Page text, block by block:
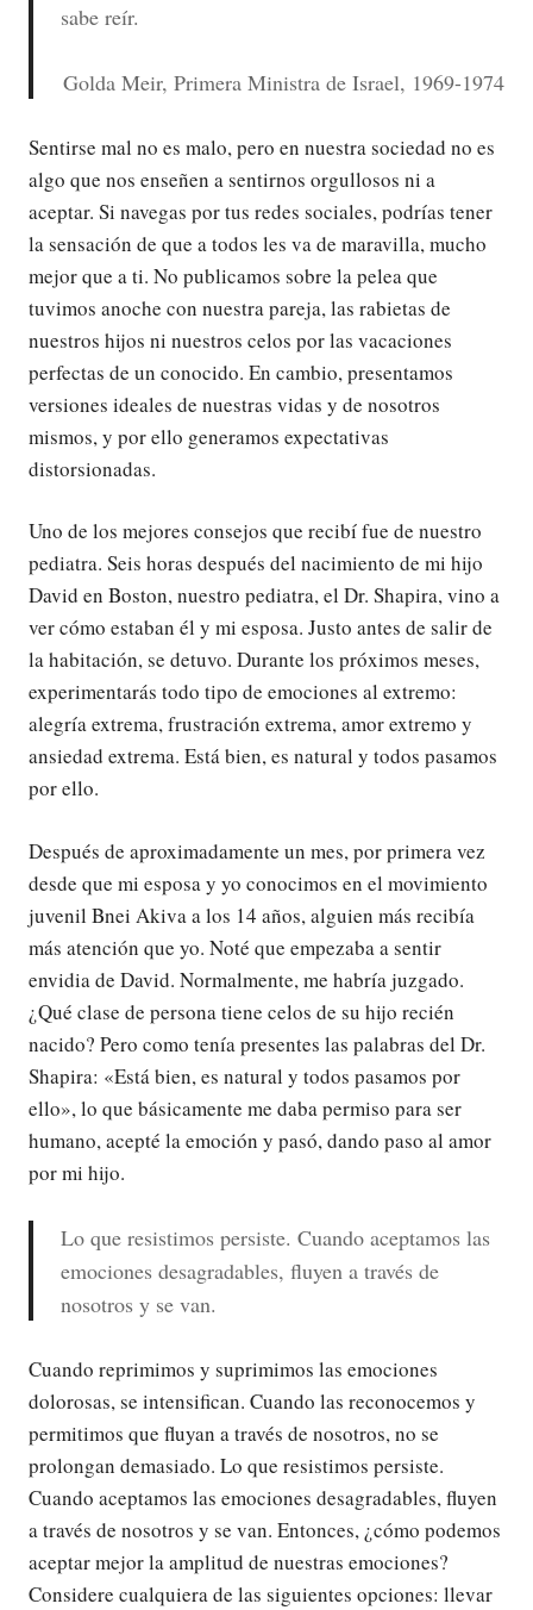
sabe reír.
Golda Meir, Primera Ministra de Israel, 1969-1974
Sentirse mal no es malo, pero en nuestra sociedad no es
algo que nos enseñen a sentirnos orgullosos ni a
aceptar. Si navegas por tus redes sociales, podrías tener
la sensación de que a todos les va de maravilla, mucho
mejor que a ti. No publicamos sobre la pelea que
tuvimos anoche con nuestra pareja, las rabietas de
nuestros hijos ni nuestros celos por las vacaciones
perfectas de un conocido. En cambio, presentamos
versiones ideales de nuestras vidas y de nosotros
mismos, y por ello generamos expectativas
distorsionadas.
Uno de los mejores consejos que recibí fue de nuestro
pediatra. Seis horas después del nacimiento de mi hijo
David en Boston, nuestro pediatra, el Dr. Shapira, vino a
ver cómo estaban él y mi esposa. Justo antes de salir de
la habitación, se detuvo. Durante los próximos meses,
experimentarás todo tipo de emociones al extremo:
alegría extrema, frustración extrema, amor extremo y
ansiedad extrema. Está bien, es natural y todos pasamos
por ello.
Después de aproximadamente un mes, por primera vez
desde que mi esposa y yo conocimos en el movimiento
juvenil Bnei Akiva a los 14 años, alguien más recibía
más atención que yo. Noté que empezaba a sentir
envidia de David. Normalmente, me habría juzgado.
¿Qué clase de persona tiene celos de su hijo recién
nacido? Pero como tenía presentes las palabras del Dr.
Shapira: «Está bien, es natural y todos pasamos por
ello», lo que básicamente me daba permiso para ser
humano, acepté la emoción y pasó, dando paso al amor
por mi hijo.
Lo que resistimos persiste. Cuando aceptamos las
emociones desagradables, fluyen a través de
nosotros y se van.
Cuando reprimimos y suprimimos las emociones
dolorosas, se intensifican. Cuando las reconocemos y
permitimos que fluyan a través de nosotros, no se
prolongan demasiado. Lo que resistimos persiste.
Cuando aceptamos las emociones desagradables, fluyen
a través de nosotros y se van. Entonces, ¿cómo podemos
aceptar mejor la amplitud de nuestras emociones?
Considere cualquiera de las siguientes opciones: llevar